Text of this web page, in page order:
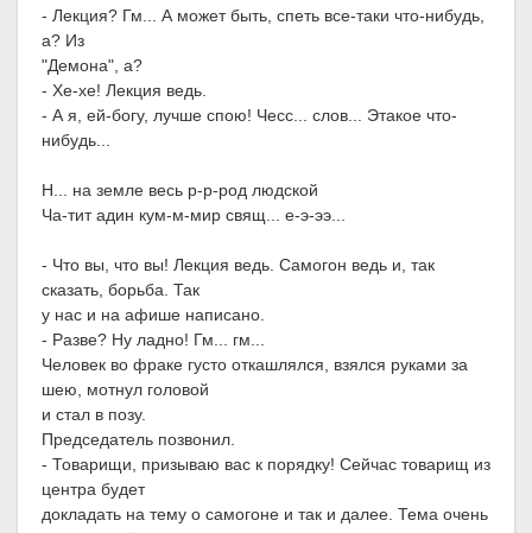
- Лекция? Гм... А может быть, спеть все-таки что-нибудь,
а? Из
"Демона", а?
- Хе-хе! Лекция ведь.
- А я, ей-богу, лучше спою! Чесс... слов... Этакое что-
нибудь...
Н... на земле весь р-р-род людской
Ча-тит адин кум-м-мир свящ... е-э-ээ...
- Что вы, что вы! Лекция ведь. Самогон ведь и, так
сказать, борьба. Так
у нас и на афише написано.
- Разве? Ну ладно! Гм... гм...
Человек во фраке густо откашлялся, взялся руками за
шею, мотнул головой
и стал в позу.
Председатель позвонил.
- Товарищи, призываю вас к порядку! Сейчас товарищ из
центра будет
докладать на тему о самогоне и так и далее. Тема очень